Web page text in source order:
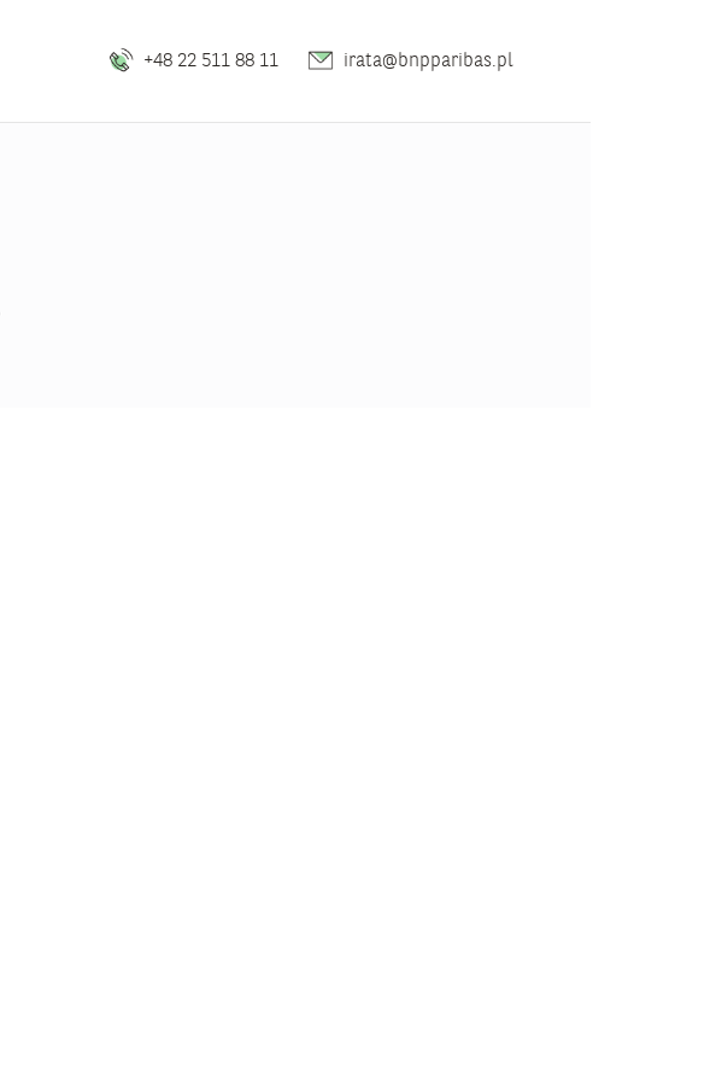
+48 22 511 88 11 irata@bnpparibas.pl